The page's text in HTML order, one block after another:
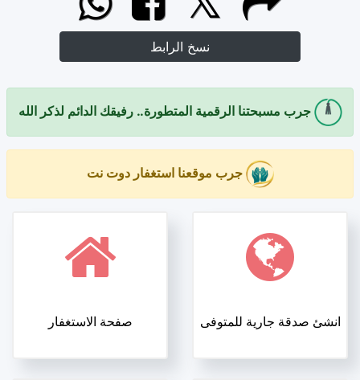
نسخ الرابط
جرب مسبحتنا الرقمية المتطورة.. رفيقك الدائم لذكر الله
جرب موقعنا استغفار دوت نت
صفحة الاستغفار انشئ صدقة جارية للمتوفى